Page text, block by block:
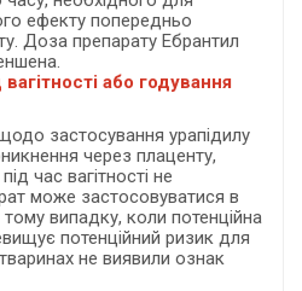
ефекту попередньо
Доза препарату Ебрантил
або годування
застосування урапідилу
через плаценту,
час вагітності не
може застосовуватися в
тому випадку, коли потенційна
потенційний ризик для
не виявили ознак